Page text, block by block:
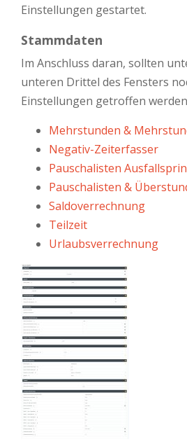
Einstellungen gestartet.
Stammdaten
Im Anschluss daran, sollten
unteren Drittel des Fensters
Einstellungen getroffen
Mehrstunden &
Negativ-Zeiterfasser
Pauschalisten
Pauschalisten &
Saldoverrechnung
Teilzeit
Urlaubsverrechnung